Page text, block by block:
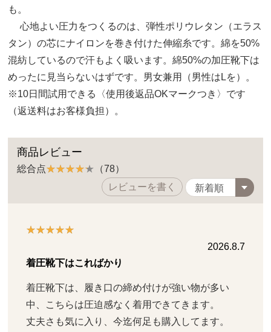
も。
心地よい圧力をつくるのは、弾性ポリウレタン（エラス
タン）の芯にナイロンを巻き付けた伸縮糸です。綿を50%
混紡しているので汗もよく吸います。綿50%の加圧靴下は
めったに見当らないはずです。男女兼用（男性はLを）。
※10日間試用できる〈使用後返品OKマークつき〉です
（返送料はお客様負担）。
商品レビュー
総合点
（78）
レビューを書く
2026.8.7
着圧靴下はこればかり
着圧靴下は、履き口の締め付けが強い物が多い
中、こちらは圧迫感なく着用できてきます。
丈夫さも気に入り、今迄何足も購入してます。